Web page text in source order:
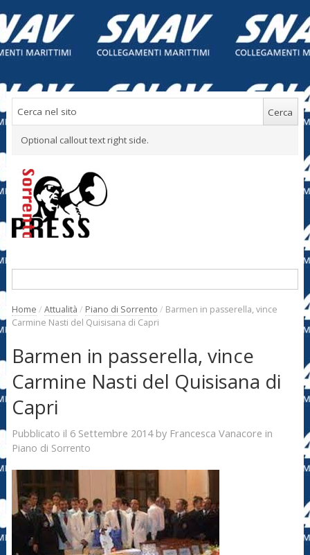
Optional callout text right side.
Home / Attualità / Piano di Sorrento / Barmen in passerella, vince
Carmine Nasti del Quisisana di Capri
Barmen in passerella, vince
Carmine Nasti del Quisisana di
Capri
Pubblicato il 6 Settembre 2014by Francesca Vanacore in
Piano di Sorrento